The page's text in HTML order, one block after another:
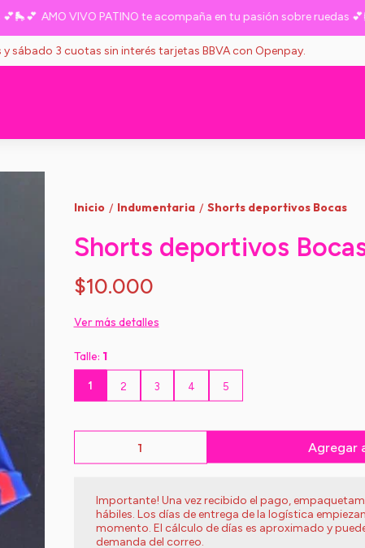
AMO VIVO PATINO te acompaña en tu pasión sobre ruedas
sábado 3 cuotas sin interés tarjetas BBVA con Openpay.
Inicio / Indumentaria / Shorts deportivos Bocas
Shorts deportivos
$10.000
Ver más detalles
Talle: 1
1 2 3 4 5
Agregar
Importante! Una vez recibido el pago,
hábiles. Los días de entrega de la logística
momento. El cálculo de días es aproximado y
demanda del correo.